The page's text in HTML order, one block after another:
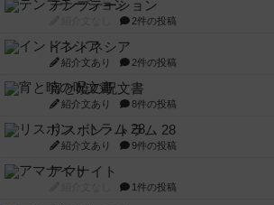
テンプテーション
2件の投稿
インドネシア
紹介文あり 2件の投稿
宵と暁の呪文書
紹介文あり 8件の投稿
リスボン・トラム 28
紹介文あり 9件の投稿
アマナイト
1件の投稿